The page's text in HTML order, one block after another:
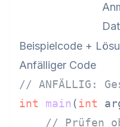
Beispielcode +
Anfälliger Code
// ANFÄLLIG:
int
main (int
// Prüfen